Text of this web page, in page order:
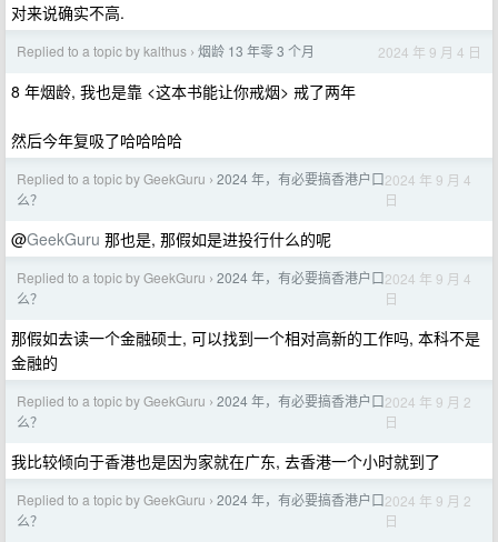
对来说确实不高.
Replied to a topic by kalthus › 烟龄 13 年零 3 个月 2024 年 9 月 4 日
8 年烟龄, 我也是靠 <这本书能让你戒烟> 戒了两年
然后今年复吸了哈哈哈哈
Replied to a topic by GeekGuru › 2024 年，有必要搞香港户口
么？
2024 年 9 月 4
日
@GeekGuru 那也是, 那假如是进投行什么的呢
Replied to a topic by GeekGuru › 2024 年，有必要搞香港户口
么？
2024 年 9 月 4
日
那假如去读一个金融硕士, 可以找到一个相对高新的工作吗, 本科不是
金融的
Replied to a topic by GeekGuru › 2024 年，有必要搞香港户口
么？
2024 年 9 月 2
日
我比较倾向于香港也是因为家就在广东, 去香港一个小时就到了
Replied to a topic by GeekGuru › 2024 年，有必要搞香港户口
么？
2024 年 9 月 2
日